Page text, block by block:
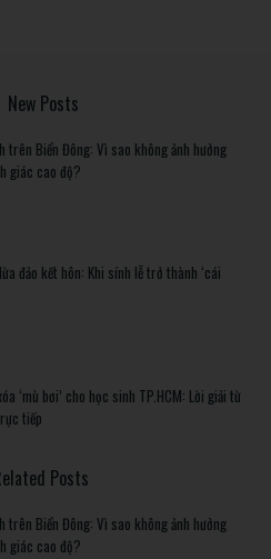
New Posts
trên Biển Đông: Vì sao không ảnh hưởng
giác cao độ?
đảo kết hôn: Khi sính lễ trở thành ‘cái
‘mù bơi’ cho học sinh TP.HCM: Lời giải từ
tiếp
Posts
trên Biển Đông: Vì sao không ảnh hưởng
giác cao độ?